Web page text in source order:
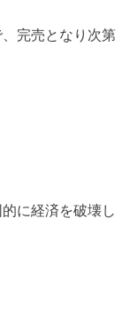
完売となり次第
に経済を破壊し